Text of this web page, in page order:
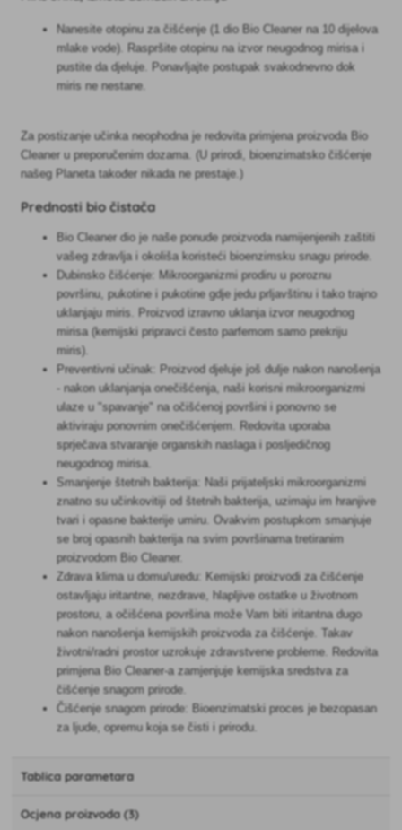
Nanesite otopinu za čišćenje (1 dio Bio Cleaner na 10 dijelova
mlake vode). Raspršite otopinu na izvor neugodnog mirisa i
pustite da djeluje. Ponavljajte postupak svakodnevno dok
miris ne nestane.
Za postizanje učinka neophodna je redovita primjena proizvoda Bio
Cleaner u preporučenim dozama. (U prirodi, bioenzimatsko čišćenje
našeg Planeta također nikada ne prestaje.)
Prednosti bio čistača
Bio Cleaner dio je naše ponude proizvoda namijenjenih zaštiti
vašeg zdravlja i okoliša koristeći bioenzimsku snagu prirode.
Dubinsko čišćenje: Mikroorganizmi prodiru u poroznu
površinu, pukotine i pukotine gdje jedu prljavštinu i tako trajno
uklanjaju miris. Proizvod izravno uklanja izvor neugodnog
mirisa (kemijski pripravci često parfemom samo prekriju
miris).
​Preventivni učinak: Proizvod djeluje još dulje nakon nanošenja
- nakon uklanjanja onečišćenja, naši korisni mikroorganizmi
ulaze u "spavanje" na očišćenoj površini i ponovno se
aktiviraju ponovnim onečišćenjem. Redovita uporaba
sprječava stvaranje organskih naslaga i posljedičnog
neugodnog mirisa.
Smanjenje štetnih bakterija: Naši prijateljski mikroorganizmi
znatno su učinkovitiji od štetnih bakterija, uzimaju im hranjive
tvari i opasne bakterije umiru. Ovakvim postupkom smanjuje
se broj opasnih bakterija na svim površinama tretiranim
proizvodom Bio Cleaner.
​Zdrava klima u domu/uredu: Kemijski proizvodi za čišćenje
ostavljaju iritantne, nezdrave, hlapljive ostatke u životnom
prostoru, a očišćena površina može Vam biti iritantna dugo
nakon nanošenja kemijskih proizvoda za čišćenje. Takav
životni/radni prostor uzrokuje zdravstvene probleme. Redovita
primjena Bio Cleaner-a zamjenjuje kemijska sredstva za
čišćenje snagom prirode.
Čišćenje snagom prirode: Bioenzimatski proces je bezopasan
za ljude, opremu koja se čisti i prirodu.
Tablica parametara
Ocjena proizvoda (3)